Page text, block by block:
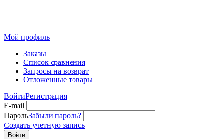
Мой профиль
Заказы
Список сравнения
Запросы на возврат
Отложенные товары
ВойтиРегистрация
E-mail
ПарольЗабыли пароль?
Создать учетную запись
Войти